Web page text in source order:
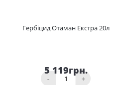
Гербіцид Отаман Екстра 20л
5 119грн.
- +